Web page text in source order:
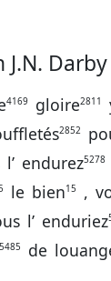
Darby
4169 gloire2811
2852
l’ endurez5278
le bien15 ,
l’ enduriez
5485 de